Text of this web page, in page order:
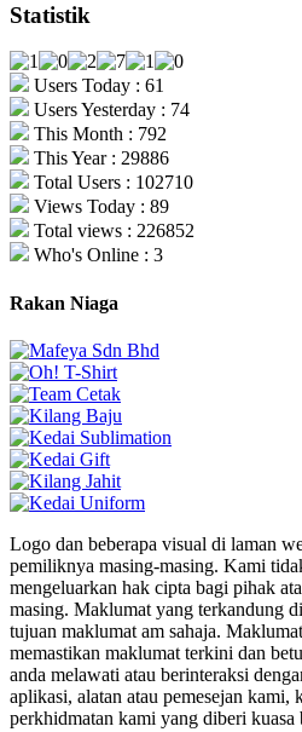
Statistik
Users Today : 61
Users Yesterday : 74
This Month : 792
This Year : 29886
Total Users : 102710
Views Today : 89
Total views : 226852
Who's Online : 3
Rakan Niaga
Logo dan beberapa visual di laman
pemiliknya masing-masing. Kami
mengeluarkan hak cipta bagi pihak
masing. Maklumat yang terkandung
tujuan maklumat am sahaja.
memastikan maklumat terkini dan
anda melawati atau berinteraksi
aplikasi, alatan atau pemesejan kami,
perkhidmatan kami yang diberi kuasa